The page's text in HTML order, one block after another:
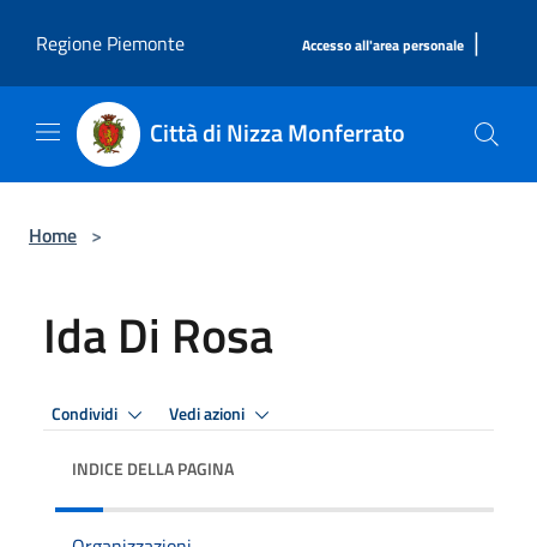
Regione Piemonte
Accesso all'area personale |
Città di Nizza Monferrato
Home >
Ida Di Rosa
Condividi Vedi azioni
INDICE DELLA PAGINA